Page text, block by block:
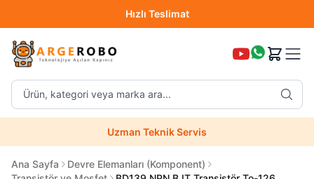
Hızlı Teslimat
Ürün, kategori veya marka ara...
Uzman Teknik Servis
Ana Sayfa
Devre Elemanları (Komponent)